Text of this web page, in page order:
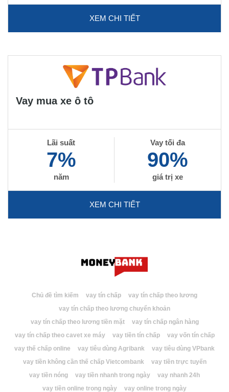
XEM CHI TIẾT
Vay mua xe ô tô
Lãi suất
7%
năm
Vay tối đa
90%
giá trị xe
XEM CHI TIẾT
Chủ đề tìm kiếm vay tín chấp
vay tín chấp theo lương
vay tín chấp theo lương chuyển khoản
vay tín chấp theo lương tiền mặt
vay tín chấp ngân hàng
vay tín chấp theo cavet xe máy
vay tiền tín chấp
vay vốn tín chấp
vay thế chấp online
vay tiêu dùng Agribank
vay tiêu dùng VPbank
vay tiền không cần thế chấp Vietcombank
vay tiền trực tuyến
vay tiền nóng
vay tiền nhanh trong ngày
vay nhanh 24h
vay tiền online trong ngày
vay online trong ngày